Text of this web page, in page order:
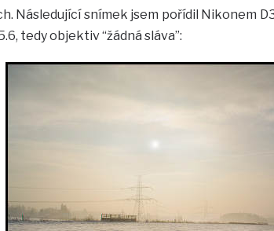
Následující snímek jsem pořídil Nikonem
tedy objektiv “žádná sláva”: